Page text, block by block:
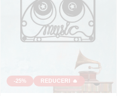
-25% REDUCERI 🔥